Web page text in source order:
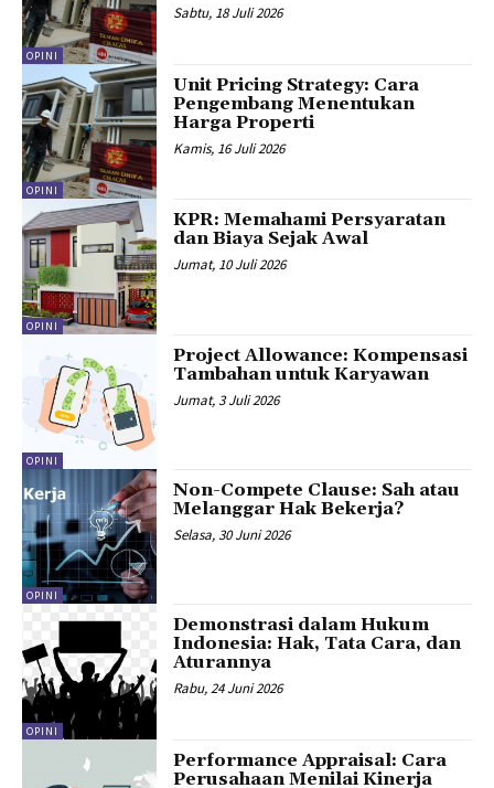
OPINI
Sabtu, 18 Juli 2026
OPINI
Unit Pricing Strategy: Cara
Pengembang Menentukan
Harga Properti
Kamis, 16 Juli 2026
OPINI
KPR: Memahami Persyaratan
dan Biaya Sejak Awal
Jumat, 10 Juli 2026
OPINI
Project Allowance: Kompensasi
Tambahan untuk Karyawan
Jumat, 3 Juli 2026
OPINI
Non-Compete Clause: Sah atau
Melanggar Hak Bekerja?
Selasa, 30 Juni 2026
OPINI
Demonstrasi dalam Hukum
Indonesia: Hak, Tata Cara, dan
Aturannya
Rabu, 24 Juni 2026
Performance Appraisal: Cara
Perusahaan Menilai Kinerja